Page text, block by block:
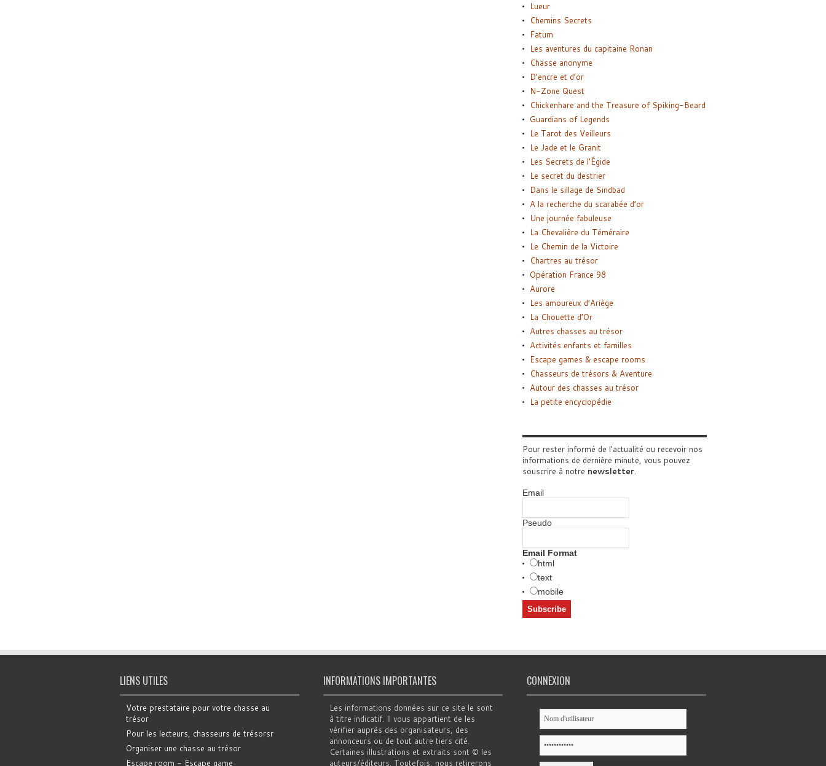
Lueur
Chemins Secrets
Fatum
Les aventures du capitaine Ronan
Chasse anonyme
D’encre et d’or
N-Zone Quest
Chickenhare and the Treasure of Spiking-Beard
Guardians of Legends
Le Tarot des Veilleurs
Le Jade et le Granit
Les Secrets de l’Égide
Le secret du destrier
Dans le sillage de Sindbad
A la recherche du scarabée d’or
Une journée fabuleuse
La Chevalière du Téméraire
Le Chemin de la Victoire
Chartres au trésor
Opération France 98
Aurore
Les amoureux d’Ariège
La Chouette d’Or
Autres chasses au trésor
Activités enfants et familles
Escape games & escape rooms
Chasseurs de trésors & Aventure
Autour des chasses au trésor
La petite encyclopédie
Pour rester informé de l'actualité ou recevoir nos
informations de dernière minute, vous pouvez
souscrire à notre newsletter.
Email
Pseudo
Email Format
html
text
mobile
LIENS UTILES
Votre prestataire pour votre chasse au
trésor
Pour les lecteurs, chasseurs de trésorsr
Organiser une chasse au trésor
Escape room - Escape game
INFORMATIONS IMPORTANTES
Les informations données sur ce site le sont
à titre indicatif. Il vous appartient de les
vérifier auprès des organisateurs, des
annonceurs ou de tout autre tiers cité.
Certaines illustrations et extraits sont © les
auteurs/éditeurs. Toutefois, nous retirerons
CONNEXION